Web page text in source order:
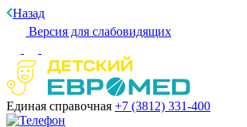
Назад
Версия для слабовидящих
Единая справочная +7 (3812) 331-400